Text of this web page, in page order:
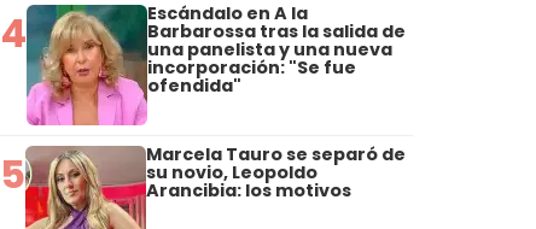
4 Escándalo en A la
Barbarossa tras la salida de
una panelista y una nueva
incorporación: "Se fue
ofendida"
5 Marcela Tauro se separó de
su novio, Leopoldo
Arancibia: los motivos